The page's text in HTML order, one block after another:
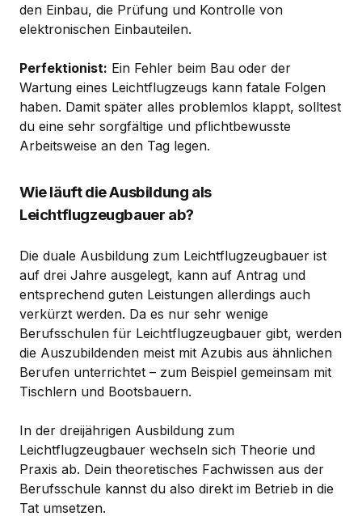
den Einbau, die Prüfung und Kontrolle von
elektronischen Einbauteilen.
Perfektionist: Ein Fehler beim Bau oder der
Wartung eines Leichtflugzeugs kann fatale Folgen
haben. Damit später alles problemlos klappt, solltest
du eine sehr sorgfältige und pflichtbewusste
Arbeitsweise an den Tag legen.
Wie läuft die Ausbildung als
Leichtflugzeugbauer ab?
Die duale Ausbildung zum Leichtflugzeugbauer ist
auf drei Jahre ausgelegt, kann auf Antrag und
entsprechend guten Leistungen allerdings auch
verkürzt werden. Da es nur sehr wenige
Berufsschulen für Leichtflugzeugbauer gibt, werden
die Auszubildenden meist mit Azubis aus ähnlichen
Berufen unterrichtet – zum Beispiel gemeinsam mit
Tischlern und Bootsbauern.
In der dreijährigen Ausbildung zum
Leichtflugzeugbauer wechseln sich Theorie und
Praxis ab. Dein theoretisches Fachwissen aus der
Berufsschule kannst du also direkt im Betrieb in die
Tat umsetzen.